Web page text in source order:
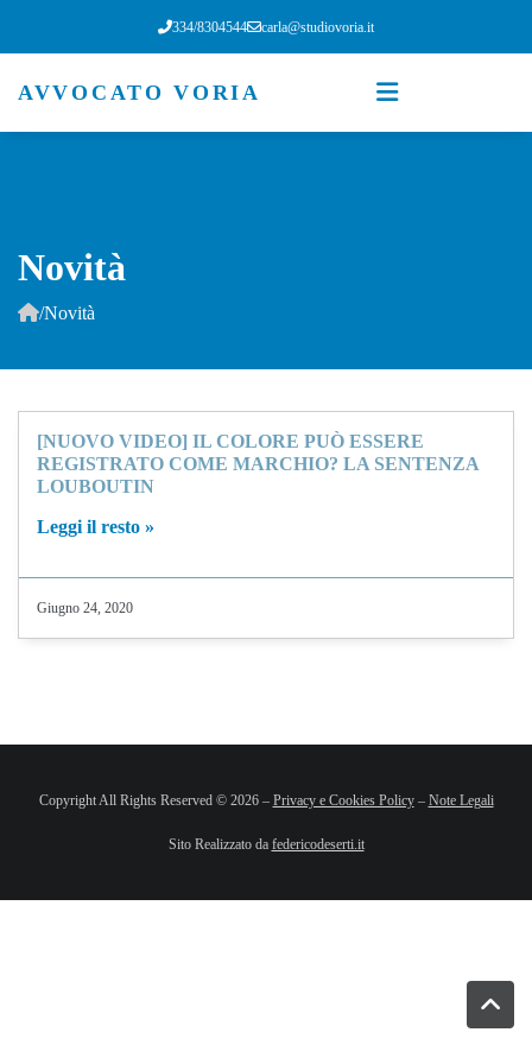
334/8304544 carla@studiovoria.it
AVVOCATO VORIA
Novità
/Novità
[NUOVO VIDEO] IL COLORE PUÒ ESSERE
REGISTRATO COME MARCHIO? LA SENTENZA
LOUBOUTIN
Leggi il resto »
Giugno 24, 2020
Copyright All Rights Reserved © 2026 – Privacy e Cookies Policy– Note Legali
Sito Realizzato da federicodeserti.it